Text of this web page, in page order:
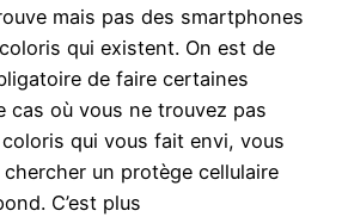
mais pas des smartphones
qui existent. On est de
de faire certaines
cas où vous ne trouvez pas
qui vous fait envi, vous
un protège cellulaire
C’est plus